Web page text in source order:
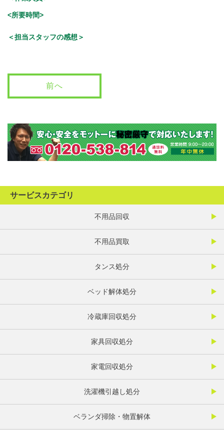
<所要時間>
＜担当スタッフの感想＞
前へ
サービスカテゴリ
不用品回収
不用品買取
タンス処分
ベッド解体処分
冷蔵庫回収処分
家具回収処分
家電回収処分
洗濯機引越し処分
ベランダ掃除・物置解体